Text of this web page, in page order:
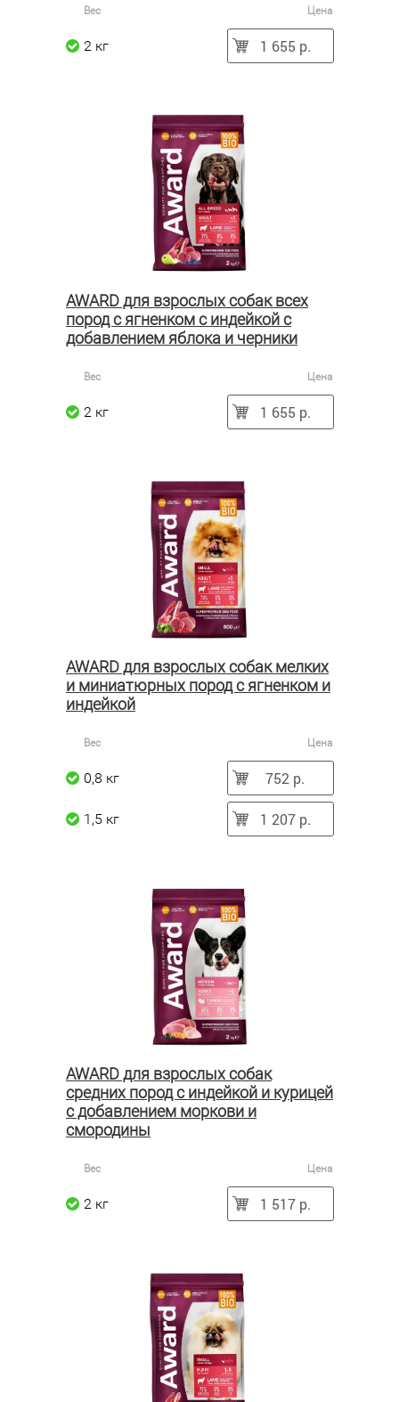
Вес Цена
2 кг 1 655 р.
AWARD для взрослых собак всех
пород с ягненком с индейкой с
добавлением яблока и черники
Вес Цена
2 кг 1 655 р.
AWARD для взрослых собак мелких
и миниатюрных пород с ягненком и
индейкой
Вес Цена
0,8 кг 752 р.
1,5 кг 1 207 р.
AWARD для взрослых собак
средних пород с индейкой и курицей
с добавлением моркови и
смородины
Вес Цена
2 кг 1 517 р.